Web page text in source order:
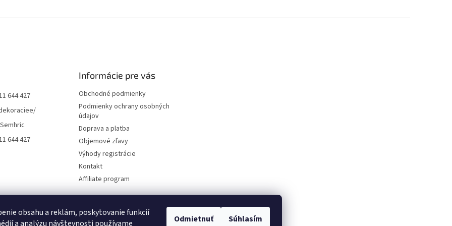
obsahu a reklám, poskytovanie funkcií
a analýzu návštevnosti používame
Odmietnuť Súhlasím
644 427
644 427
Informácie pre vás
Obchodné podmienky
Podmienky ochrany osobných
údajov
Doprava a platba
Objemové zľavy
Výhody registrácie
Kontakt
Affiliate program